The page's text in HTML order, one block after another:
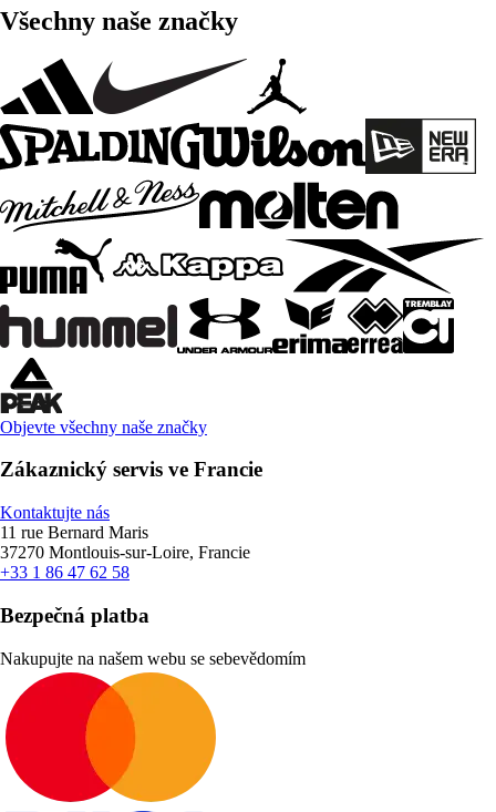
Všechny naše značky
Objevte všechny naše značky
Zákaznický servis ve Francie
Kontaktujte nás
11 rue Bernard Maris
37270 Montlouis-sur-Loire, Francie
+33 1 86 47 62 58
Bezpečná platba
Nakupujte na našem webu se sebevědomím